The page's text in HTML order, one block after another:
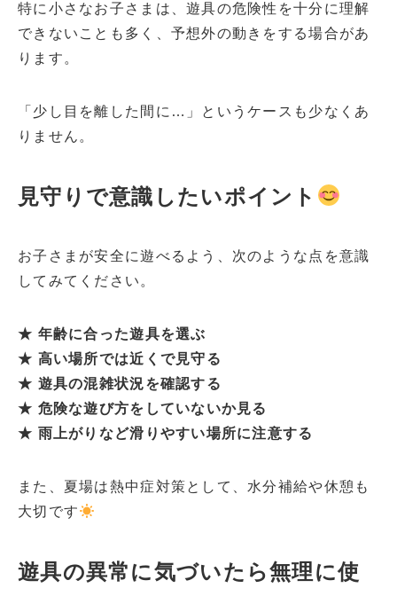
特に小さなお子さまは、遊具の危険性を十分に理解
できないことも多く、予想外の動きをする場合があ
ります。
「少し目を離した間に…」というケースも少なくあ
りません。
見守りで意識したいポイント
お子さまが安全に遊べるよう、次のような点を意識
してみてください。
★ 年齢に合った遊具を選ぶ
★ 高い場所では近くで見守る
★ 遊具の混雑状況を確認する
★ 危険な遊び方をしていないか見る
★ 雨上がりなど滑りやすい場所に注意する
また、夏場は熱中症対策として、水分補給や休憩も
大切です
遊具の異常に気づいたら無理に使